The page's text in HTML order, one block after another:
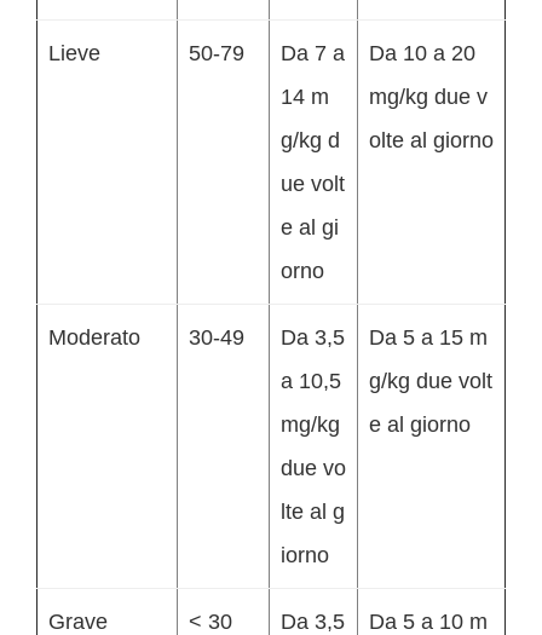
Lieve 50-79
Da 7 a
14 m
g/kg d
ue volt
e al gi
orno
Da 10 a 20
mg/kg due v
olte al giorno
Moderato 30-49
Da 3,5
a 10,5
mg/kg
due vo
lte al g
iorno
Da 5 a 15 m
g/kg due volt
e al giorno
Grave < 30
Da 3,5
Da 5 a 10 m